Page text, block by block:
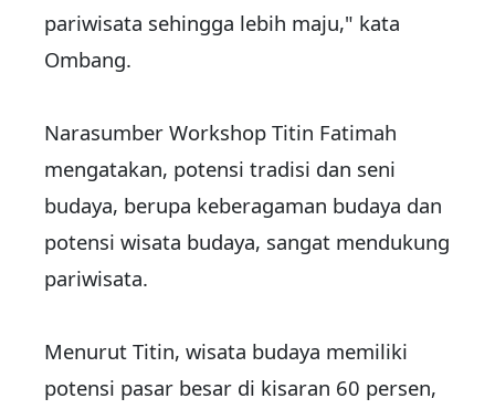
pariwisata sehingga lebih maju," kata
Ombang.
Narasumber Workshop Titin Fatimah
mengatakan, potensi tradisi dan seni
budaya, berupa keberagaman budaya dan
potensi wisata budaya, sangat mendukung
pariwisata.
Menurut Titin, wisata budaya memiliki
potensi pasar besar di kisaran 60 persen,